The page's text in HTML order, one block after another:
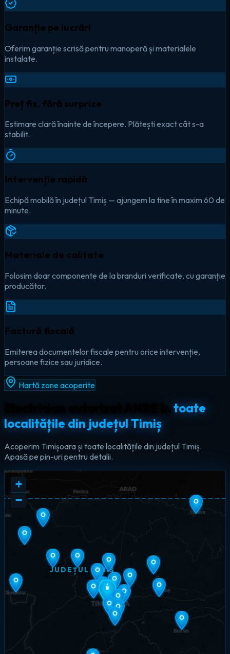
Garanție pe lucrări
Oferim garanție scrisă pentru manoperă și materialele
instalate.
Preț fix, fără surprize
Estimare clară înainte de începere. Plătești exact cât s-a
stabilit.
Intervenție rapidă
Echipă mobilă în județul Timiș — ajungem la tine în maxim 60 de
minute.
Materiale de calitate
Folosim doar componente de la branduri verificate, cu garanție
producător.
Factură fiscală
Emiterea documentelor fiscale pentru orice intervenție,
persoane fizice sau juridice.
Hartă zone acoperite
toate
localitățile din județul Timiș
Acoperim Timișoara și toate localitățile din județul Timiș.
Apasă pe pin-uri pentru detalii.
JUDEȚUL TIMIȘ
+
−